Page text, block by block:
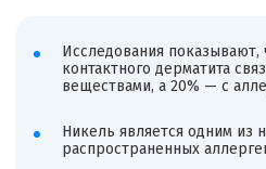
Исследования показывают,
контактного дерматита
веществами, а 20% — с
Никель является одним из
распространенных